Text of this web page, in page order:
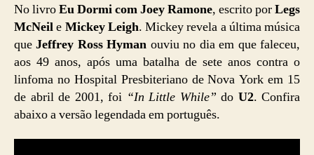
No livroEu Dormi com Joey Ramone, escrito porLegs
McNeile Mickey Leigh. Mickey revela a última música
queJeffrey Ross Hyman ouviu no dia em que faleceu,
aos 49 anos, após uma batalha de sete anos contra o
linfoma no Hospital Presbiteriano de Nova York em 15
de abril de 2001, foi “In Little While” do U2. Confira
abaixo a versão legendada em português.